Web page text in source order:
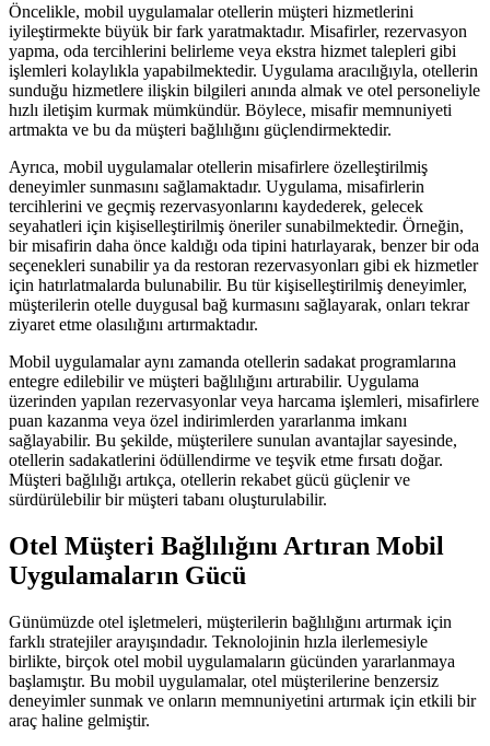
Öncelikle, mobil uygulamalar otellerin müşteri hizmetlerini
iyileştirmekte büyük bir fark yaratmaktadır. Misafirler, rezervasyon
yapma, oda tercihlerini belirleme veya ekstra hizmet talepleri gibi
işlemleri kolaylıkla yapabilmektedir. Uygulama aracılığıyla, otellerin
sunduğu hizmetlere ilişkin bilgileri anında almak ve otel personeliyle
hızlı iletişim kurmak mümkündür. Böylece, misafir memnuniyeti
artmakta ve bu da müşteri bağlılığını güçlendirmektedir.
Ayrıca, mobil uygulamalar otellerin misafirlere özelleştirilmiş
deneyimler sunmasını sağlamaktadır. Uygulama, misafirlerin
tercihlerini ve geçmiş rezervasyonlarını kaydederek, gelecek
seyahatleri için kişiselleştirilmiş öneriler sunabilmektedir. Örneğin,
bir misafirin daha önce kaldığı oda tipini hatırlayarak, benzer bir oda
seçenekleri sunabilir ya da restoran rezervasyonları gibi ek hizmetler
için hatırlatmalarda bulunabilir. Bu tür kişiselleştirilmiş deneyimler,
müşterilerin otelle duygusal bağ kurmasını sağlayarak, onları tekrar
ziyaret etme olasılığını artırmaktadır.
Mobil uygulamalar aynı zamanda otellerin sadakat programlarına
entegre edilebilir ve müşteri bağlılığını artırabilir. Uygulama
üzerinden yapılan rezervasyonlar veya harcama işlemleri, misafirlere
puan kazanma veya özel indirimlerden yararlanma imkanı
sağlayabilir. Bu şekilde, müşterilere sunulan avantajlar sayesinde,
otellerin sadakatlerini ödüllendirme ve teşvik etme fırsatı doğar.
Müşteri bağlılığı artıkça, otellerin rekabet gücü güçlenir ve
sürdürülebilir bir müşteri tabanı oluşturulabilir.
Otel Müşteri Bağlılığını Artıran Mobil
Uygulamaların Gücü
Günümüzde otel işletmeleri, müşterilerin bağlılığını artırmak için
farklı stratejiler arayışındadır. Teknolojinin hızla ilerlemesiyle
birlikte, birçok otel mobil uygulamaların gücünden yararlanmaya
başlamıştır. Bu mobil uygulamalar, otel müşterilerine benzersiz
deneyimler sunmak ve onların memnuniyetini artırmak için etkili bir
araç haline gelmiştir.